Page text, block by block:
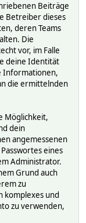
Beiträge
Betreiber dieses
deren Teams
Die
vor, im Falle
deine Identität
Informationen,
die ermittelnden
Möglichkeit,
dein
angemessenen
eines
Administrator.
Grund auch
zu
komplexes und
zu verwenden,